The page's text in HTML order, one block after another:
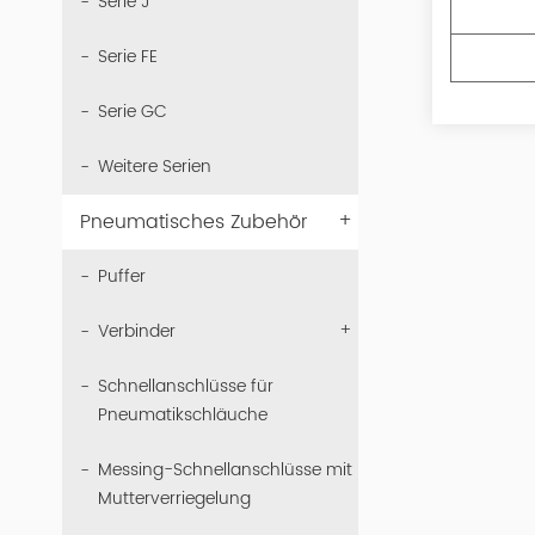
Serie FE
Serie GC
Weitere Serien
Pneumatisches Zubehör +
Puffer
Verbinder
+
Schnellanschlüsse für
Pneumatikschläuche
Messing-Schnellanschlüsse mit
Mutterverriegelung